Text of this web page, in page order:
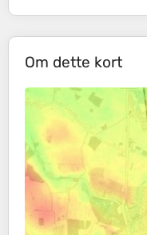
Om dette kort